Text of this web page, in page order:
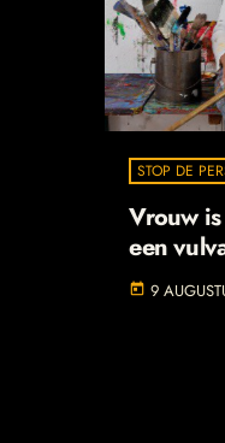
STOP DE
Vrouw
een
today 9